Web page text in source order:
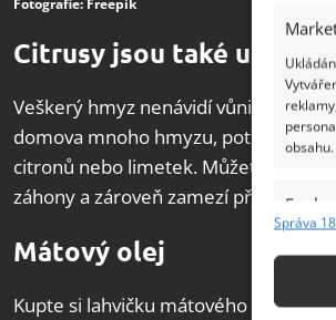
obsahu.
Funkce
Správa
Citrusy jsou také
Veškerý hmyz nenávidí vůni citrusů
domova mnoho hmyzu, potřete
citronů nebo limetek. Můžete je také
záhony a zároveň zamezí přístup
Mátový olej
Kupte si lahvičku mátového